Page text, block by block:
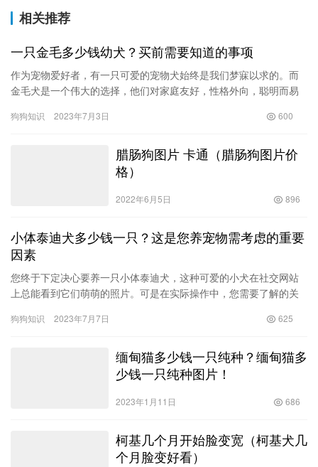
相关推荐
一只金毛多少钱幼犬？买前需要知道的事项
作为宠物爱好者，有一只可爱的宠物犬始终是我们梦寐以求的。而
金毛犬是一个伟大的选择，他们对家庭友好，性格外向，聪明而易
情。 金…
狗狗知识 2023年7月3日 600
腊肠狗图片 卡通（腊肠狗图片价
格）
2022年6月5日 896
小体泰迪犬多少钱一只？这是您养宠物需考虑的重要
因素
您终于下定决心要养一只小体泰迪犬，这种可爱的小犬在社交网站
上总能看到它们萌萌的照片。可是在实际操作中，您需要了解的关
因素之…
狗狗知识 2023年7月7日 625
缅甸猫多少钱一只纯种？缅甸猫多
少钱一只纯种图片！
2023年1月11日 686
柯基几个月开始脸变宽（柯基犬几
个月脸变好看）